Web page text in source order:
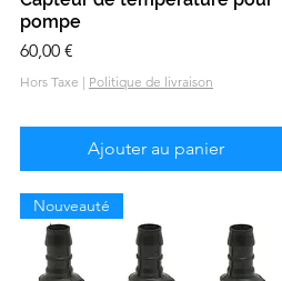
pompe
Prix
60,00 €
Hors Taxe | Politique de livraison
Ajouter au panier
Nouveauté